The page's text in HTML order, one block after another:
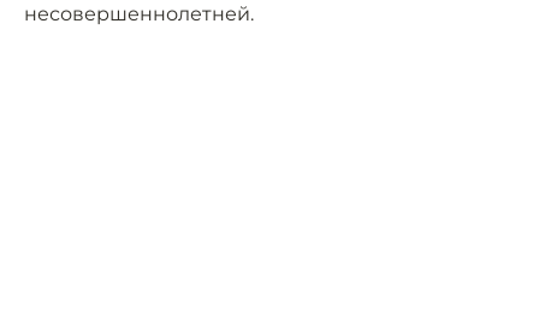
несовершеннолетней.